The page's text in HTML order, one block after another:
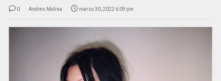
0 Andres Molina marzo 30, 2022 6:09 pm